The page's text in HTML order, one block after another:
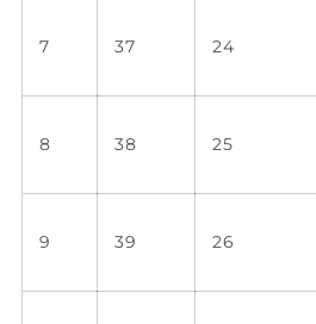
7 37 24
8 38 25
9 39 26